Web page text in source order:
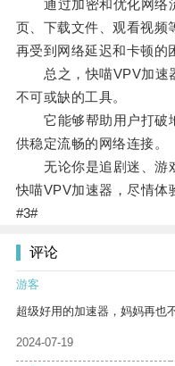
通过加密和优化网络
页、下载文件、观看视频
再受到网络延迟和卡顿的
总之，快喵VPV加速
不可或缺的工具。
它能够帮助用户打破
供稳定流畅的网络连接。
无论你是追剧迷、游
快喵VPV加速器，尽情体
#3#
评论
游客
超级好用的加速器，妈妈再也
2024-07-19